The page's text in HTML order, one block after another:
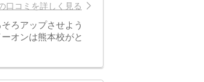
口コミを詳しく見る
ろアップさせよう
オンは熊本校がと